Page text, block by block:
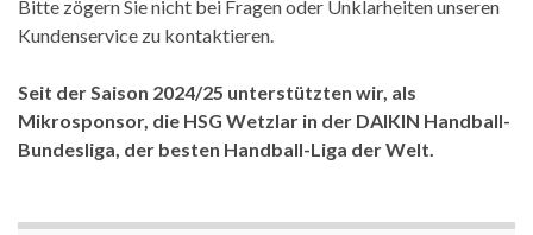
Bitte zögern Sie nicht bei Fragen oder Unklarheiten unseren
Kundenservice zu kontaktieren.
Seit der Saison 2024/25 unterstützten wir, als
Mikrosponsor, die HSG Wetzlar in der DAIKIN Handball-
Bundesliga, der besten Handball-Liga der Welt.